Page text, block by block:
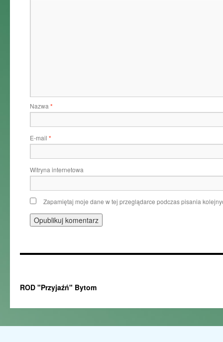
Nazwa *
E-mail *
Witryna internetowa
Zapamiętaj moje dane w tej przeglądarce podczas pisania
ROD "Przyjaźń" Bytom